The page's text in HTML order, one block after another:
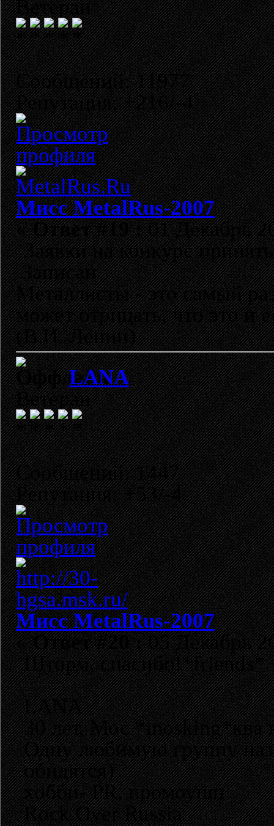
Ветеран
Сообщений: 11977
Репутация: +216/-4
Мисс MetalRus-2007
«Ответ #19 :01 Декабрь
Заявки на конкурс
Записан
Металлисты - это самый
может отрицать, что это и
(В.И. Ленин)
LANA
Ветеран
Сообщений: 1447
Репутация: +53/-4
Мисс MetalRus-2007
«Ответ #20 :05 Декабрь
Шторм, спасибо!*friends*
LANA
30 лет, Мос *mosking*ква
Одну любимую группу
обидятся)
хобби- PR, промоушн
Rock Over Russia